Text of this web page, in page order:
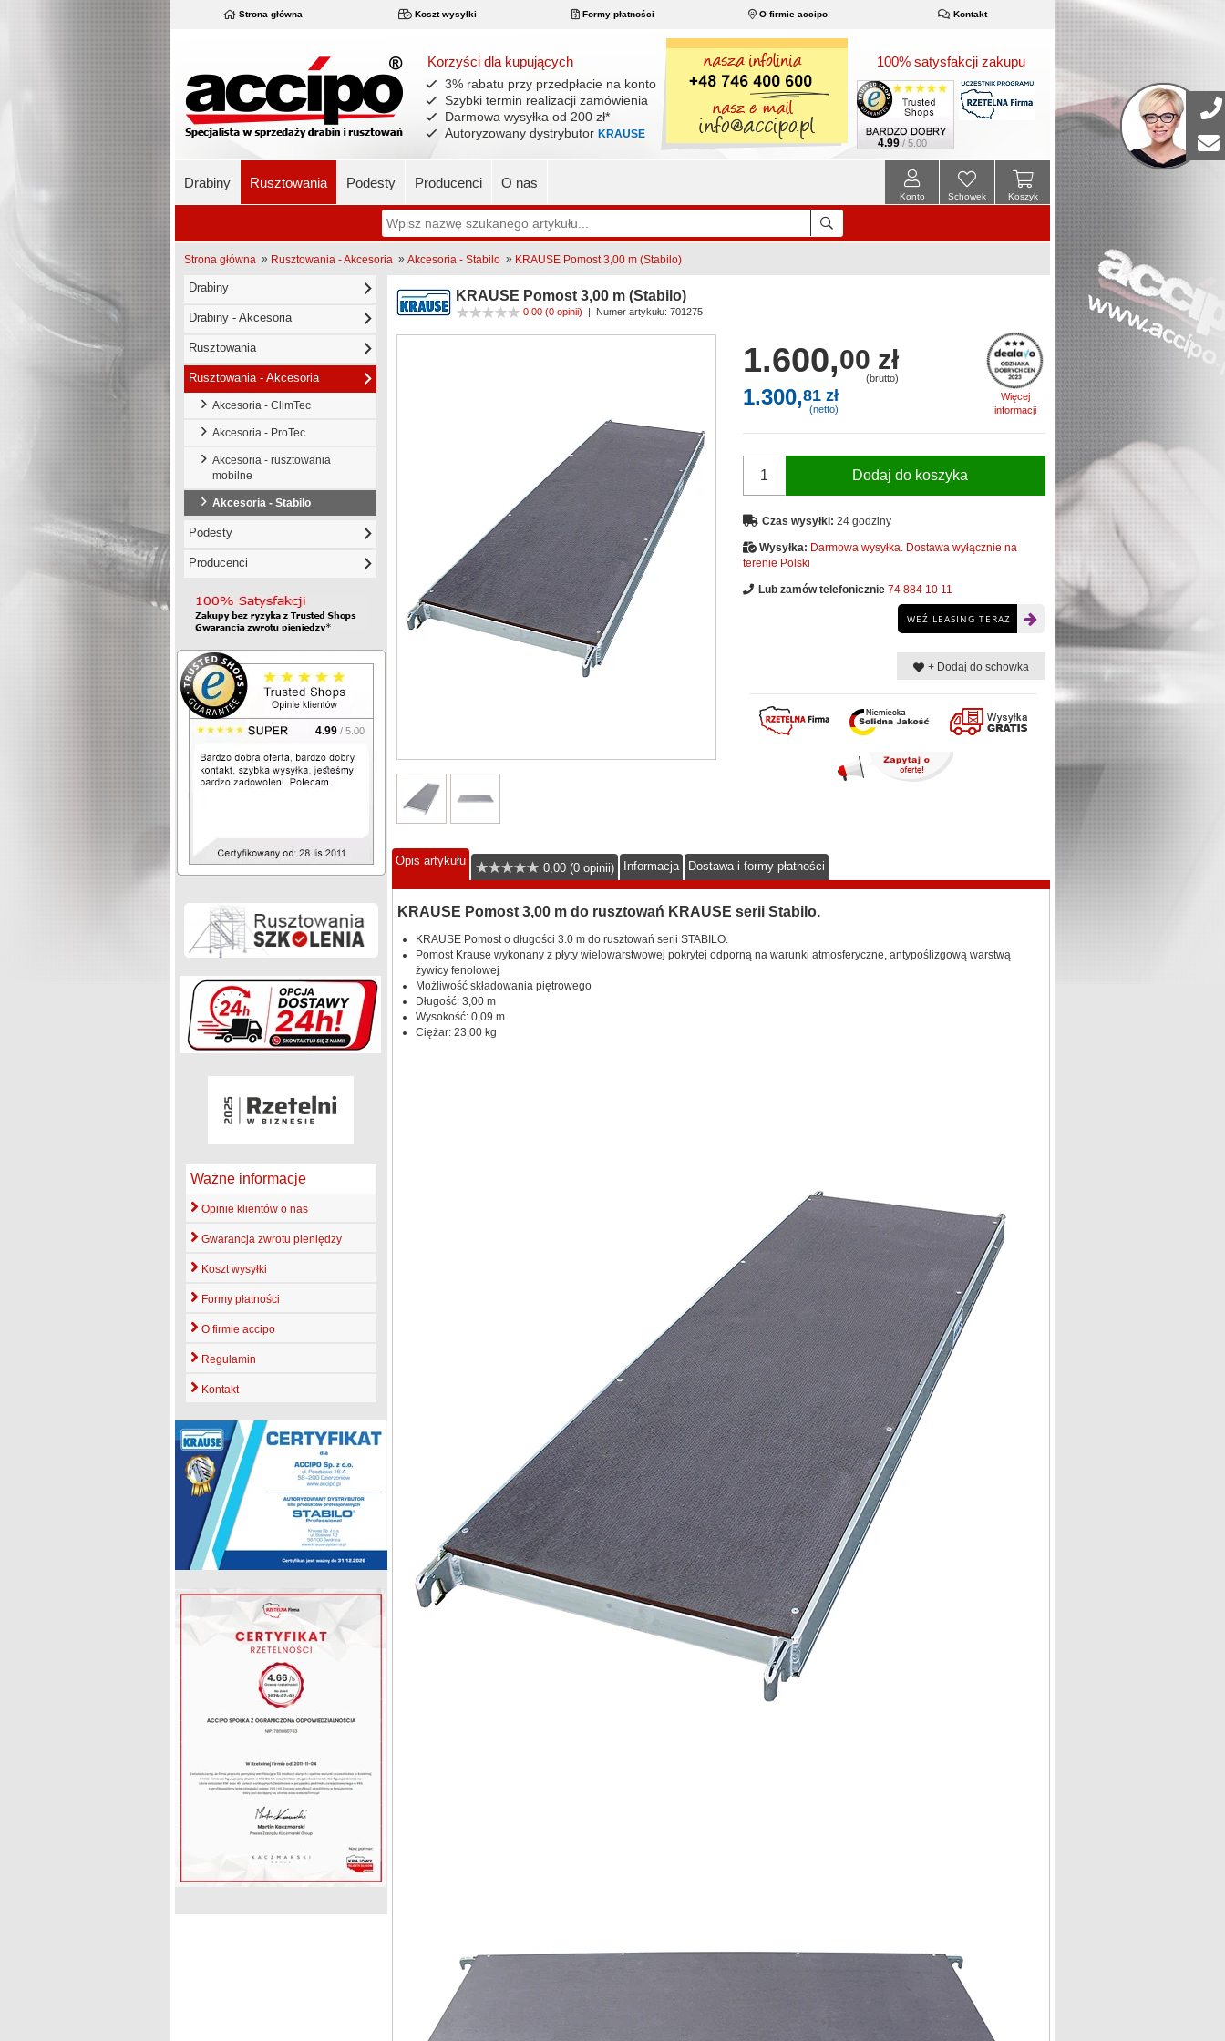
Strona główna Koszt wysyłki Formy płatności O firmie accipo Kontakt
Korzyści dla kupujących
3% rabatu przy przedpłacie na konto
Szybki termin realizacji zamówienia
Darmowa wysyłka od 200 zł*
Autoryzowany dystrybutor KRAUSE
100% satysfakcji zakupu
4.99 / 5.00
Drabiny Rusztowania Podesty Producenci O nas
Koszyk
Schowek
Konto
Strona główna » Rusztowania - Akcesoria » Akcesoria - Stabilo » KRAUSE Pomost 3,00 m (Stabilo)
Drabiny
Drabiny - Akcesoria
Rusztowania
Rusztowania - Akcesoria
Akcesoria - ClimTec
Akcesoria - ProTec
Akcesoria - rusztowania
mobilne
Akcesoria - Stabilo
Podesty
Producenci
4.99 / 5.00
Ważne informacje
Opinie klientów o nas
Gwarancja zwrotu pieniędzy
Koszt wysyłki
Formy płatności
O firmie accipo
Regulamin
Kontakt
KRAUSE Pomost 3,00 m (Stabilo)
0,00 (0 opinii) | Numer artykułu: 701275
Więcej
informacji
1.600,00 zł
(brutto)
1.300,81 zł
(netto)
Dodaj do koszyka
Czas wysyłki: 24 godziny
Wysyłka: Darmowa wysyłka. Dostawa wyłącznie na
terenie Polski
Lub zamów telefonicznie 74 884 10 11
WEŹ LEASING TERAZ
+ Dodaj do schowka
Opis artykułu
0,00 (0 opinii) Informacja Dostawa i formy płatności
KRAUSE Pomost 3,00 m do rusztowań KRAUSE serii Stabilo.
KRAUSE Pomost o długości 3.0 m do rusztowań serii STABILO.
Pomost Krause wykonany z płyty wielowarstwowej pokrytej odporną na warunki atmosferyczne, antypoślizgową warstwą
żywicy fenolowej
Możliwość składowania piętrowego
Długość: 3,00 m
Wysokość: 0,09 m
Ciężar: 23,00 kg